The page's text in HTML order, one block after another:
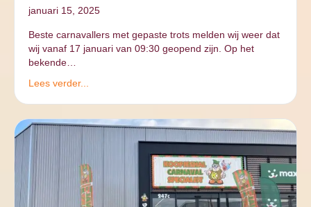
januari 15, 2025
Beste carnavallers met gepaste trots melden wij weer dat
wij vanaf 17 januari van 09:30 geopend zijn. Op het
bekende…
Lees verder...